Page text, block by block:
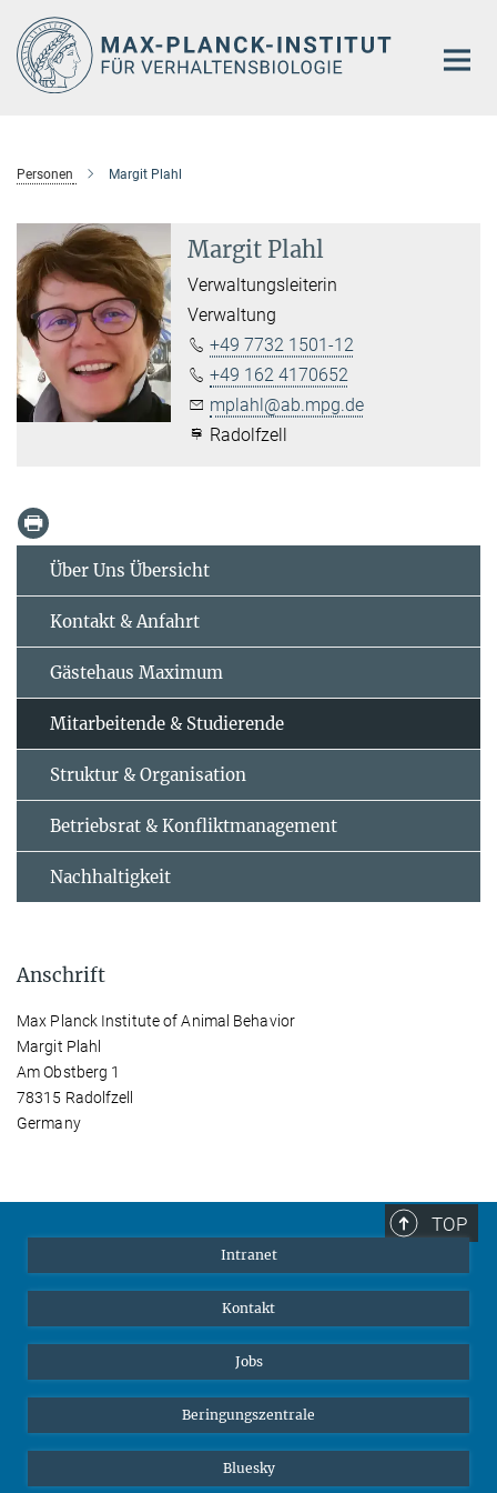
Hauptinhalt
Personen Margit Plahl
Margit Plahl
Verwaltungsleiterin
Verwaltung
+49 7732 1501-12
+49 162 4170652
mplahl@ab.mpg.de
Radolfzell
Über Uns Übersicht
Kontakt & Anfahrt
Gästehaus Maximum
Mitarbeitende & Studierende
Struktur & Organisation
Betriebsrat & Konfliktmanagement
Nachhaltigkeit
Anschrift
Max Planck Institute of Animal Behavior
Margit Plahl
Am Obstberg 1
78315 Radolfzell
Germany
TOP
Intranet
Kontakt
Jobs
Beringungszentrale
Bluesky